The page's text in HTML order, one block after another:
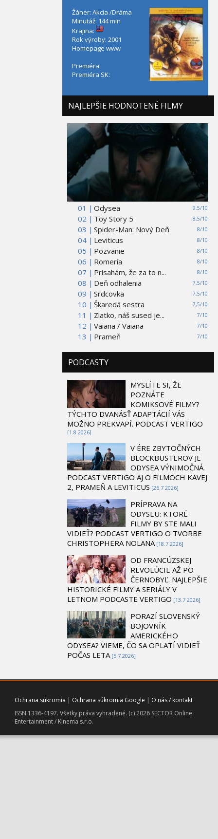
Žáner: Akcia /Dráma
Minutáž: 144 min
Krajina:
Rok výroby: 2001
Homepage www
Premiéra:
Premiéra SK:
NAJLEPŠIE HODNOTENÉ FILMY
01 | 9,5/10
Odysea
02 |
8,5/10
Toy Story 5
03 |
8/10
Spider-Man: Nový Deň
04 |
8/10
Leviticus
05 |
8/10
Pozvanie
06 |
8/10
Romería
07 |
8/10
Prisahám, že za to n...
08 |
7,5/10
Deň odhalenia
09 |
7,5/10
Srdcovka
10 |
7,5/10
Škaredá sestra
11 |
7/10
Zlatko, náš sused je...
12 |
7/10
Vaiana / Vaiana
13 |
7/10
Prameň
PODCASTY
MYSLÍTE SI, ŽE
POZNÁTE
KOMIKSOVÉ FILMY?
TÝCHTO DVANÁSŤ ADAPTÁCIÍ VÁS
MOŽNO PREKVAPÍ. PODCAST VERTIGO
[1.8 2026]
V ÉRE ZBYTOČNÝCH
BLOCKBUSTEROV JE
ODYSEA VÝNIMOČNÁ.
PODCAST VERTIGO AJ O FILMOCH KAVEJ
2, PRAMEŇ A LEVITICUS [26.7 2026]
PRÍPRAVA NA
ODYSEU: KTORÉ
FILMY BY STE MALI
VIDIEŤ? PODCAST VERTIGO O TVORBE
CHRISTOPHERA NOLANA [18.7 2026]
OD FRANCÚZSKEJ
REVOLÚCIE AŽ PO
ČERNOBYĽ. NAJLEPŠIE
HISTORICKÉ FILMY A SERIÁLY V
LETNOM PODCASTE VERTIGO [13.7 2026]
PORAZÍ SLOVENSKÝ
BOJOVNÍK
AMERICKÉHO
ODYSEA? VIEME, ČO SA OPLATÍ VIDIEŤ
POČAS LETA [5.7 2026]
Ochrana súkromia | Ochrana súkromia Google | O nás / kontakt
ISSN 1336-4197. Všetky práva vyhradené. (c) 2026 SECTOR Online
Entertainment / Kinema s.r.o.